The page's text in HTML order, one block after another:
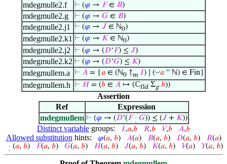
mdegmulle2.f ⊢ (𝜑 → 𝐹∈ 𝐵)
mdegmulle2.g ⊢ (𝜑 → 𝐺 ∈ 𝐵)
mdegmulle2.j1 ⊢ (𝜑 → 𝐽 ∈ ℕ0)
mdegmulle2.k1 ⊢ (𝜑 → 𝐾 ∈ ℕ0)
mdegmulle2.j2 ⊢ (𝜑 → (𝐷‘𝐹) ≤ 𝐽)
mdegmulle2.k2 ⊢ (𝜑 → (𝐷‘𝐺) ≤ 𝐾)
mdegmullem.a ⊢ 𝐴 = {𝑎 ∈ (ℕ0 ↑m 𝐼) ∣ (◡𝑎 “ ℕ) ∈ Fin}
mdegmullem.h ⊢ 𝐻 = (𝑏 ∈ 𝐴 ↦ (ℂfld Σg 𝑏))
Assertion
Ref
Expression
mdegmullem ⊢ (𝜑 → (𝐷‘(𝐹 · 𝐺)) ≤ (𝐽 + 𝐾))
Distinct variable groups: 𝐼,𝑎,𝑏 𝑅,𝑏 𝑉,𝑏 𝐴,𝑏
Allowed substitution hints: 𝜑(𝑎, 𝑏) 𝐴(𝑎) 𝐵(𝑎, 𝑏) 𝐷(𝑎, 𝑏) 𝑅(𝑎)
· (𝑎, 𝑏) 𝐹(𝑎, 𝑏) 𝐺(𝑎, 𝑏) 𝐻(𝑎, 𝑏) 𝐽(𝑎, 𝑏) 𝐾(𝑎, 𝑏) 𝑉(𝑎) 𝑌(𝑎, 𝑏)